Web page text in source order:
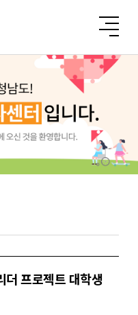
더 프로젝트 대학생